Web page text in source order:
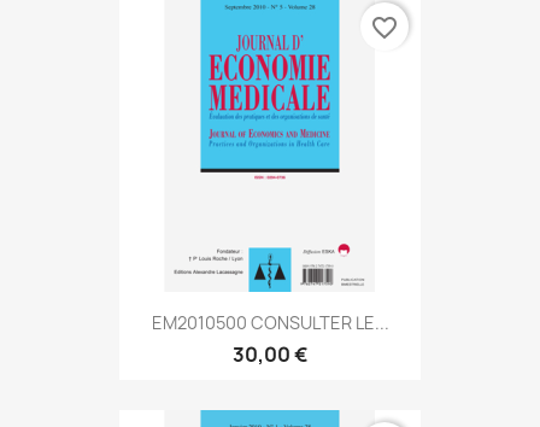
EM2010500 CONSULTER LE...
30,00 €
favorite_border